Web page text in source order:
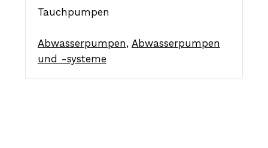
Tauchpumpen
Abwasserpumpen, Abwasserpumpen
und -systeme